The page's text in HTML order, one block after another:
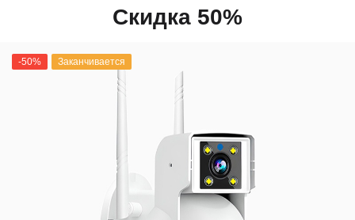
Скидка 50%
-50% Заканчивается